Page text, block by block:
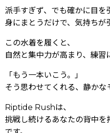
派手すぎず、でも確かに目を
身にまとうだけで、気持ちが
この水着を履くと、
自然と集中力が高まり、練習
「もう一本いこう。」
そう思わせてくれる、静かな
Riptide Rushは、
挑戦し続けるあなたの背中